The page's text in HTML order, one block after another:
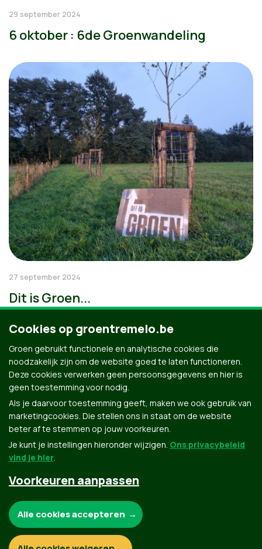
29 september 2024
6 oktober : 6de Groenwandeling
27 september 2024
Dit is Groen...
Groen.be
Contact Privacybeleid
Cookies op groentremelo.be
Groen gebruikt functionele en analytische cookies die
noodzakelijk zijn om de website goed te laten functioneren.
Deze cookies verwerken geen persoonsgegevens en hier is
geen toestemming voor nodig.
Als je daarvoor toestemming geeft, maken we ook gebruik van
marketingcookies. Die stellen ons in staat om de website
beter af te stemmen op jouw voorkeuren.
Je kunt je instellingen hieronder wijzigen. Ons privacybeleid
vind je hier.
Voorkeuren aanpassen
Functionele en analytische cookies:
Alle cookies accepteren